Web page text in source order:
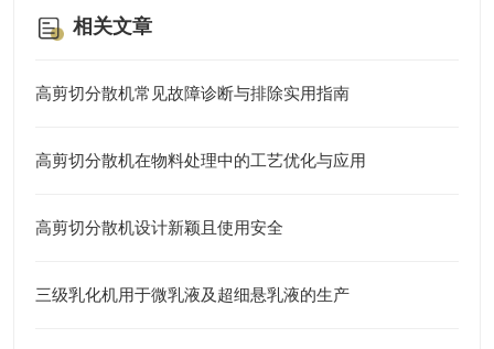
相关文章
高剪切分散机常见故障诊断与排除实用指南
高剪切分散机在物料处理中的工艺优化与应用
高剪切分散机设计新颖且使用安全
三级乳化机用于微乳液及超细悬乳液的生产